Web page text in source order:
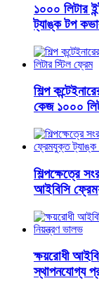
১০০০ লিটার
ট্যাঙ্ক টপ
শিল্প
কেজ ১০০০
শিল্পক্ষেত্রে
আইবিসি
ক্ষয়রোধী
স্থাপনযোগ্য